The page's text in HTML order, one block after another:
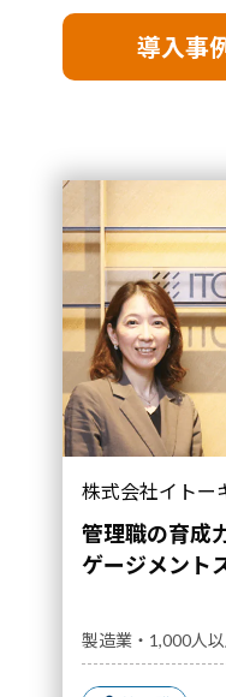
導入事
株式会社イトー
管理職の育成
ゲージメント
製造業・1,000人